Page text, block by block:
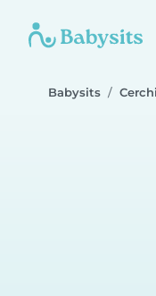
Babysits